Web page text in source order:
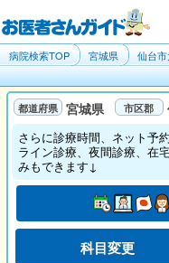
病院検索TOP 宮城県 仙台
宮城県
さらに診療時間、ネット予
ライン診療、夜間診療、在
みもできます↓
科目変更